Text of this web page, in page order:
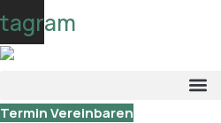
Skip
to
content
Termin Vereinbaren